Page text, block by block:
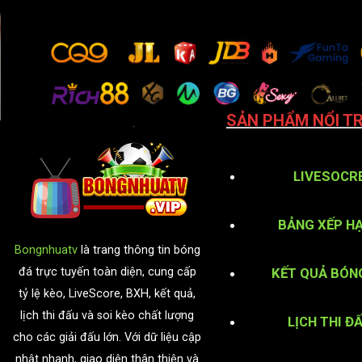
Bongnhuatvlà trang thông tin bóng
đá trực tuyến toàn diện, cung cấp
tỷ lệ kèo, LiveScore, BXH, kết quả,
lịch thi đấu và soi kèo chất lượng
cho các giải đấu lớn. Với dữ liệu cập
SẢN PHẨM NỔI
BẢNG XẾP
KẾT QUẢ
LỊCH THI